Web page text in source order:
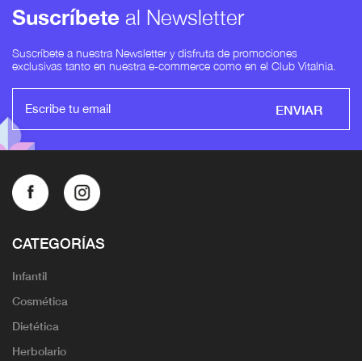
Suscríbete al Newsletter
Suscríbete a nuestra Newsletter y disfruta de promociones
exclusivas tanto en nuestra e-commerce como en el Club Vitalnia.
ENVIAR
CATEGORÍAS
Infantil
Cosmética
Dietética
Herbolario